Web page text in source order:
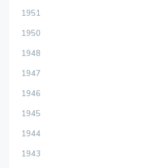
1951
1950
1948
1947
1946
1945
1944
1943